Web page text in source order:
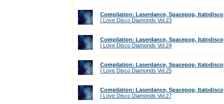
Compilation: Laserdance, Spacepop, Italodisco
I Love Disco Diamonds Vol.23
Compilation: Laserdance, Spacepop, Italodisco
I Love Disco Diamonds Vol.24
Compilation: Laserdance, Spacepop, Italodisco
I Love Disco Diamonds Vol.25
Compilation: Laserdance, Spacepop, Italodisco
I Love Disco Diamonds Vol.27